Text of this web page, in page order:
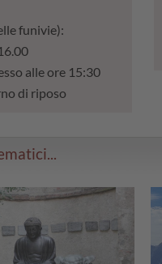
funivie):
alle ore 15:30
di riposo